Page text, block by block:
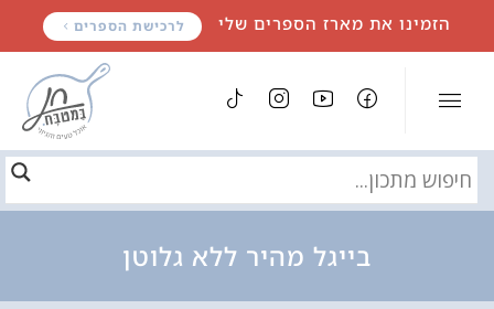
הזמינו את מארז הספרים שלי לרכישת הספרים
בייגל מהיר ללא גלוטן